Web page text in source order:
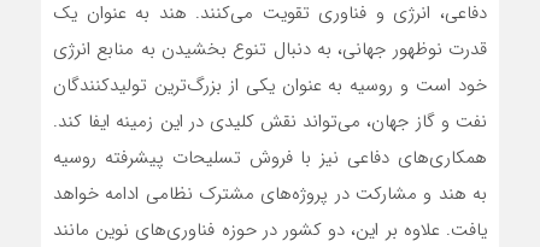
دفاعی، انرژی و فناوری تقویت می‌کنند. هند به عنوان یک
قدرت نوظهور جهانی، به دنبال تنوع بخشیدن به منابع انرژی
خود است و روسیه به عنوان یکی از بزرگ‌ترین تولیدکنندگان
نفت و گاز جهان، می‌تواند نقش کلیدی در این زمینه ایفا کند.
همکاری‌های دفاعی نیز با فروش تسلیحات پیشرفته روسیه
به هند و مشارکت در پروژه‌های مشترک نظامی ادامه خواهد
یافت. علاوه بر این، دو کشور در حوزه فناوری‌های نوین مانند